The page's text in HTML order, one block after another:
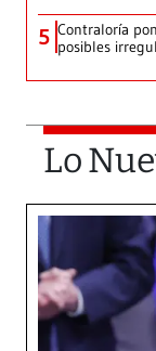
5 Contraloría
posibles
Lo